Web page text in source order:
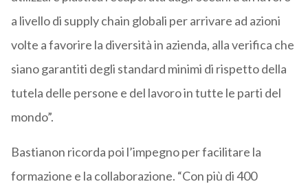
a livello di supply chain globali per arrivare ad azioni
volte a favorire la diversità in azienda, alla verifica che
siano garantiti degli standard minimi di rispetto della
tutela delle persone e del lavoro in tutte le parti del
mondo”.
Bastianon ricorda poi l’impegno per facilitare la
formazione e la collaborazione. “Con più di 400